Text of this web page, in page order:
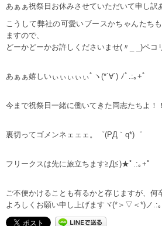
あぁぁ祝祭日お休みさせていただいて申し訳
こうして弊社の可愛いブースかちゃんたち
ますので、
どーかどーかお許しくださいませ(〃_ _)ペコ
あぁぁ嬉しいぃぃぃぃぃﾟヽ(*´∀`) ﾉﾟ.:｡+ﾟ
今まで祝祭日一緒に働いてきた同志たちよ！！
裏切ってゴメンネェェェ。゜(PД｀q*)゜
フリークスは先に旅立ちます≧Д≦)★ﾟ.:｡+ﾟ
ご不便かけることも有るかと存じますが、何
よろしくお願い申し上げますヾ(*＞▽＜*)ノ.:｡